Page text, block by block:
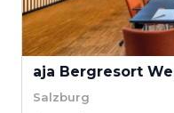
aja Bergresort
Salzburg